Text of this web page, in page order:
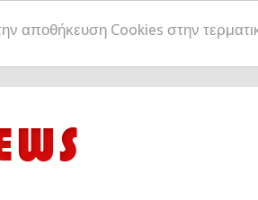
αποθήκευση Cookies στην